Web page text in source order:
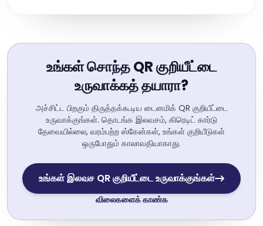
உங்கள் சொந்த QR குறியீட்டை
உருவாக்கத் தயாரா?
அச்சிட்ட பிறகும் திருத்தக்கூடிய டைனமிக் QR குறியீட்டை
உருவாக்குங்கள். தொடங்க இலவசம், கிரெடிட் கார்டு
தேவையில்லை, வரம்பற்ற ஸ்கேன்கள், உங்கள் குறியீடுகள்
ஒருபோதும் காலாவதியாகாது.
உங்கள் இலவச QR குறியீட்டை உருவாக்குங்கள்
விலைகளைக் காண்க